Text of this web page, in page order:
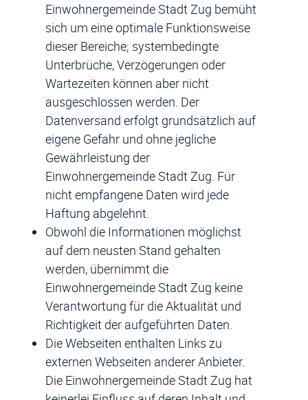
Einwohnergemeinde Stadt Zug bemüht
sich um eine optimale Funktionsweise
dieser Bereiche; systembedingte
Unterbrüche, Verzögerungen oder
Wartezeiten können aber nicht
ausgeschlossen werden. Der
Datenversand erfolgt grundsätzlich auf
eigene Gefahr und ohne jegliche
Gewährleistung der
Einwohnergemeinde Stadt Zug. Für
nicht empfangene Daten wird jede
Haftung abgelehnt.
Obwohl die Informationen möglichst
auf dem neusten Stand gehalten
werden, übernimmt die
Einwohnergemeinde Stadt Zug keine
Verantwortung für die Aktualität und
Richtigkeit der aufgeführten Daten.
Die Webseiten enthalten Links zu
externen Webseiten anderer Anbieter.
Die Einwohnergemeinde Stadt Zug hat